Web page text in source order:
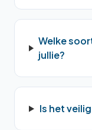
Welke
jullie?
Is het